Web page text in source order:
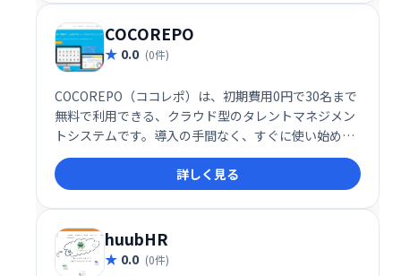
COCOREPO
0.0 (0件)
COCOREPO（ココレポ）は、初期費用0円で30名まで
無料で利用できる、クラウド型のタレントマネジメン
トシステムです。導入の手間なく、すぐに使い始めら
れ、人事の業務効率化を支援します。
詳しく見る
huubHR
0.0 (0件)